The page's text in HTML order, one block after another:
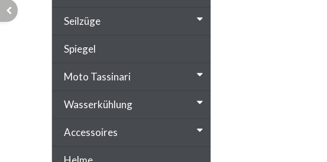
Seilzüge
Spiegel
Moto Tassinari
Wasserkühlung
Accessoires